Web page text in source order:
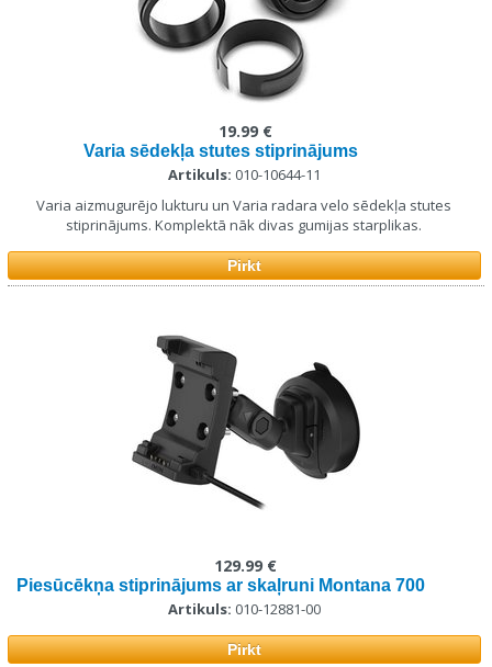
Varia sēdekļa stutes stiprinājums
Artikuls: 010-10644-11
Varia aizmugurējo lukturu un Varia radara velo sēdekļa stutes
stiprinājums. Komplektā nāk divas gumijas starplikas.
19.99 €
Pirkt
Piesūcēkņa stiprinājums ar skaļruni Montana 700
Artikuls: 010-12881-00
129.99 €
Pirkt